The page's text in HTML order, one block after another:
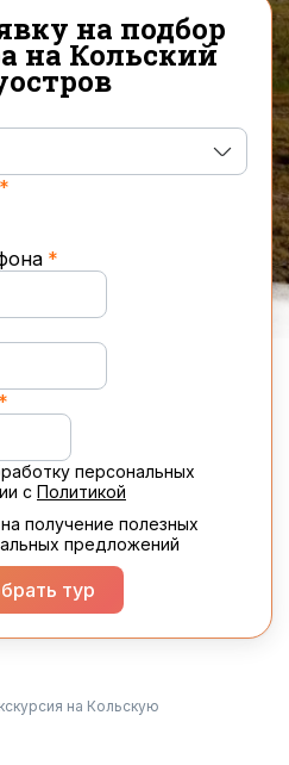
на подбор
на Кольский
персональных
с Политикой
на получение полезных
предложений
тур
на Кольскую